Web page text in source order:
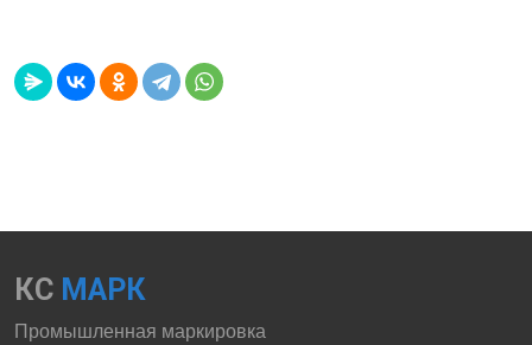
КС МАРК
Промышленная маркировка